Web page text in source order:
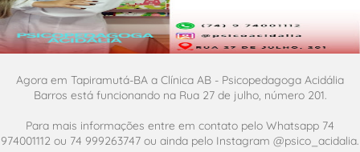
Agora em Tapiramutá-BA a Clínica AB - Psicopedagoga Acidália
Barros está funcionando na Rua 27 de julho, número 201.
Para mais informações entre em contato pelo Whatsapp 74
974001112 ou 74 999263747 ou ainda pelo Instagram @psico_acidalia.